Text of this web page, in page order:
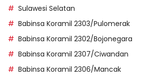
Sulawesi Selatan
Babinsa Koramil 2303/Pulomerak
Babinsa Koramil 2302/Bojonegara
Babinsa Koramil 2307/Ciwandan
Babinsa Koramil 2306/Mancak